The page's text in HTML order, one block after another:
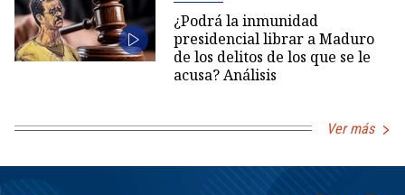
¿Podrá la inmunidad
presidencial librar a Maduro
de los delitos de los que se le
acusa? Análisis
Ver más